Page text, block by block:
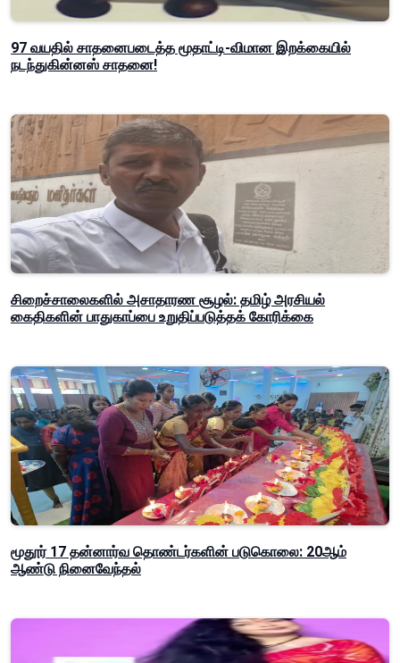
97 வயதில் சாதனைபடைத்த மூதாட்டி-விமான இறக்கையில்
நடந்துகின்னஸ் சாதனை!
சிறைச்சாலைகளில் அசாதாரண சூழல்: தமிழ் அரசியல்
கைதிகளின் பாதுகாப்பை உறுதிப்படுத்தக் கோரிக்கை
மூதூர் 17 தன்னார்வ தொண்டர்களின் படுகொலை: 20ஆம்
ஆண்டு நினைவேந்தல்